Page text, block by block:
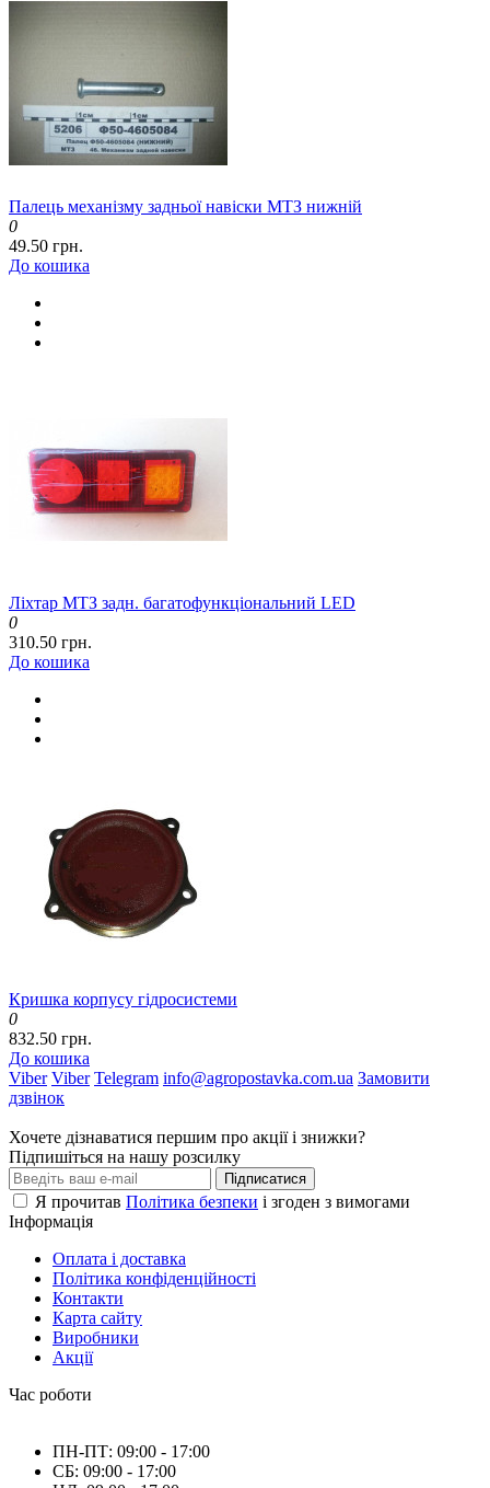
Палець механізму задньої навіски МТЗ нижній
0
49.50 грн.
До кошика
Ліхтар МТЗ задн. багатофункціональний LED
0
310.50 грн.
До кошика
Кришка корпусу гідросистеми
0
832.50 грн.
До кошика
Viber Viber Telegram info@agropostavka.com.ua Замовити
дзвінок
Хочете дізнаватися першим про акції і знижки?
Підпишіться на нашу розсилку
Підписатися
Я прочитав Політика безпеки і згоден з вимогами
Інформація
Оплата і доставка
Політика конфіденційності
Контакти
Карта сайту
Виробники
Акції
Час роботи
ПН-ПТ: 09:00 - 17:00
СБ: 09:00 - 17:00